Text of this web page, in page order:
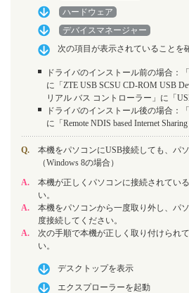
ハードウェア
デバイスマネージャー
次の項目が表示されていることを
ドライバのインストール前の場合：
に「ZTE USB SCSU CD-ROM USB
リアル バス コントローラー」に「
ドライバのインストール後の場合：
に「Remote NDIS based Internet Sharing
Q.
本機をパソコンにUSB接続しても、パ
（Windows 8の場合）
A.
本機が正しくパソコンに接続されてい
い。
A.
本機をパソコンから一度取り外し、パ
度接続してください。
A.
次の手順で本機が正しく取り付けられ
い。
デスクトップを表示
エクスプローラーを起動